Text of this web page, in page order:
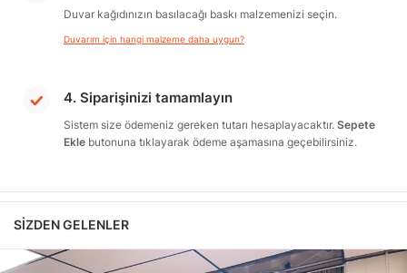
Duvar kağıdınızın basılacağı baskı malzemenizi seçin.
Duvarım için hangi malzeme daha uygun?
4. Siparişinizi tamamlayın
Sistem size ödemeniz gereken tutarı hesaplayacaktır. Sepete
Ekle butonuna tıklayarak ödeme aşamasına geçebilirsiniz.
SIZDEN GELENLER